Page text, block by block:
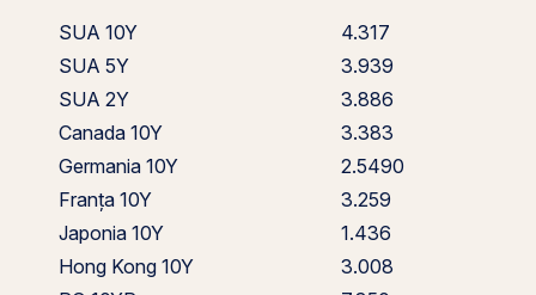
SUA 10Y
4.317
SUA 5Y
3.939
SUA 2Y
3.886
Canada 10Y
3.383
Germania 10Y
2.5490
Franța 10Y
3.259
Japonia 10Y
1.436
Hong Kong 10Y
3.008